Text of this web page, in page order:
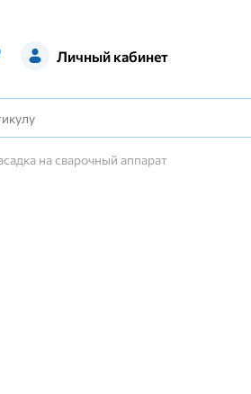
Личный кабинет
на сварочный аппарат